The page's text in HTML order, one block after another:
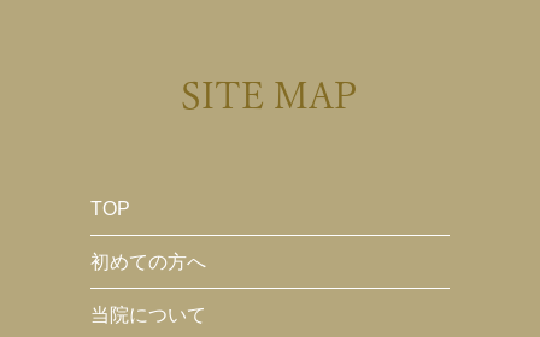
SITE MAP
TOP
初めての方へ
当院について